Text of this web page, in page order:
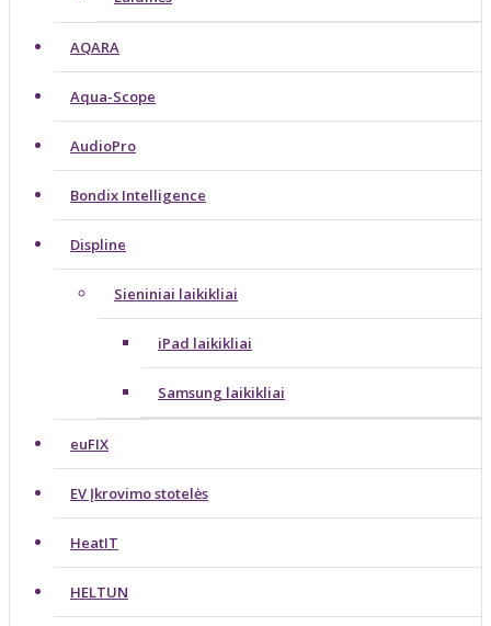
AQARA
Aqua-Scope
AudioPro
Bondix Intelligence
Displine
Sieniniai laikikliai
iPad laikikliai
Samsung laikikliai
euFIX
EV Įkrovimo stotelės
HeatIT
HELTUN